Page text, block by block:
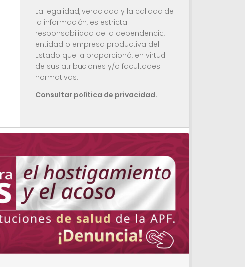
La legalidad, veracidad y la calidad de
la información, es estricta
responsabilidad de la dependencia,
entidad o empresa productiva del
Estado que la proporcionó, en virtud
de sus atribuciones y/o facultades
normativas.
Consultar política de privacidad.